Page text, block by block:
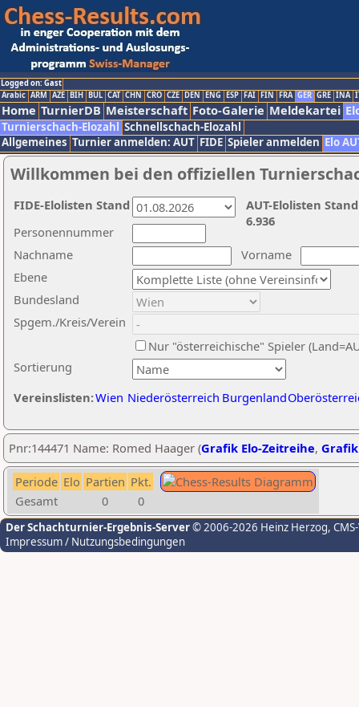
Logged on: Gast
Arabic ARM AZE BIH BUL CAT CHN CRO CZE DEN ENG ESP FAI FIN FRA GER GRE INA
Home TurnierDB Meisterschaft Foto-Galerie Meldekartei
Turnierschach-Elozahl Schnellschach-Elozahl
Allgemeines Turnier anmelden: AUT FIDE Spieler anmelden Elo
Willkommen bei den offiziellen
Nachname
Vorname
Ebene
Sortierung
Personennummer
Bundesland
Spgem./Kreis/Verein
Nur "österreichische" Spieler
Vereinslisten:Wien Niederösterreich Burgenland
AUT-Elolisten
6.936
FIDE-Elolisten Stand
Pnr:144471 Name: Romed Haager (Grafik Elo-Zeitreihe,
Periode Elo Partien Pkt.
Gesamt
0 0
Der Schachturnier-Ergebnis-Server© 2006-2026 Heinz Herzog,
Impressum / Nutzungsbedingungen